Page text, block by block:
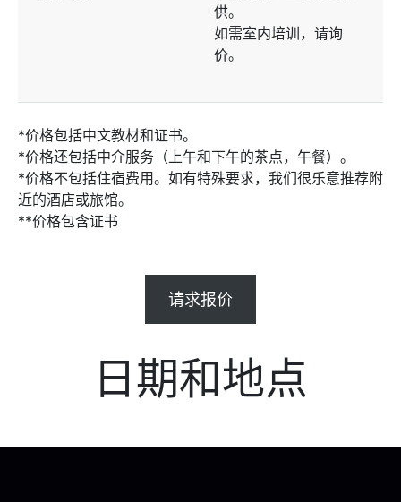
供。
如需室内培训，请询
价。
*价格包括中文教材和证书。
*价格还包括中介服务（上午和下午的茶点，午餐）。
*价格不包括住宿费用。如有特殊要求，我们很乐意推荐附
近的酒店或旅馆。
**价格包含证书
请求报价
日期和地点